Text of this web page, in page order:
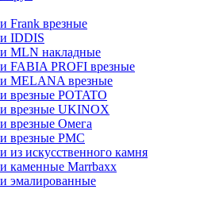
Frank врезные
IDDIS
MLN накладные
FABIA PROFI врезные
MELANA врезные
врезные POTATO
врезные UKINOX
врезные Омега
врезные РМС
из искусственного камня
каменные Marrbaxx
эмалированные